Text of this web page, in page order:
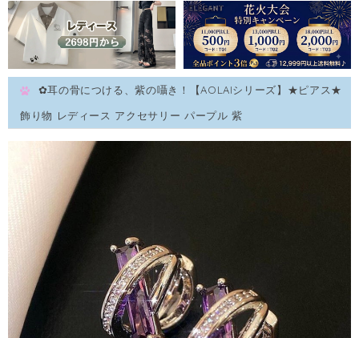
✿耳の骨につける、紫の囁き！【AOLAIシリーズ】★ピアス★
飾り物 レディース アクセサリー パープル 紫